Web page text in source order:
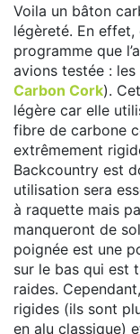
Voila un bâton
légèreté. En effet,
programme que
avions testée :
Carbon Cork).
légère car elle
fibre de carbone
extrêmement
Backcountry est
utilisation sera
à raquette mais
manqueront de
poignée est une
sur le bas qui est
raides.
rigides (ils sont
en alu classique)